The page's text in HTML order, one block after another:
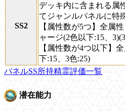
SS2
デッキ内に含まれる属
てジャンルパネルに特
【属性数が5つ】全属
ャージ(2色以下:15、
【属性数が4つ以下】
下:15、3色:25)
パネルSS所持精霊評価一覧
潜在能力